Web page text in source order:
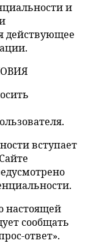
и
действующее
вступает
настоящей
сообщать
ответ».